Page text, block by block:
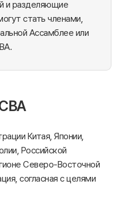
и разделяющие
стать членами,
Ассамблее или
Китая, Японии,
Российской
Северо-Восточной
согласная с целями